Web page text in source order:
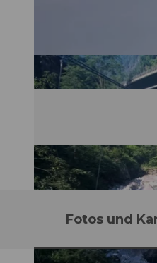
Fotos und